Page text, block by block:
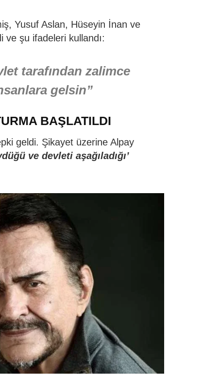
Yusuf Aslan, Hüseyin İnan ve
ve şu ifadeleri kullandı:
tarafından zalimce
gelsin”
BAŞLATILDI
geldi. Şikayet üzerine Alpay
ve devleti aşağıladığı’